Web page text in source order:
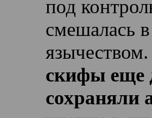
под
смешалась
скифы еще
сохраняли